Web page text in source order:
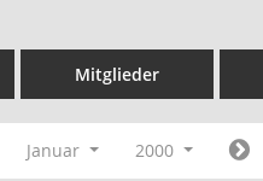
Mitglieder
Januar 2000